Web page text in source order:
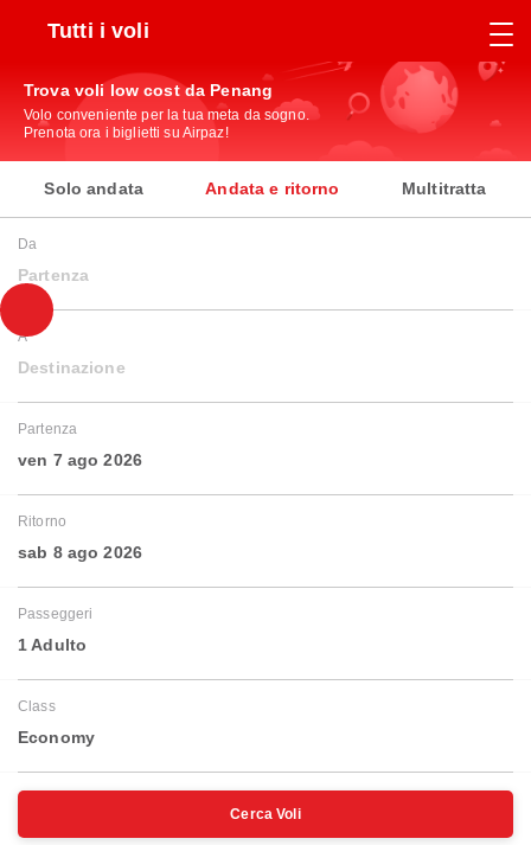
Tutti i voli
Trova voli low cost da Penang
Volo conveniente per la tua meta da sogno.
Prenota ora i biglietti su Airpaz!
Solo andata Andata e ritorno Multitratta
Da
Partenza
A
Destinazione
Partenza
ven 7 ago 2026
Ritorno
sab 8 ago 2026
Passeggeri
1 Adulto
Class
Economy
Cerca Voli